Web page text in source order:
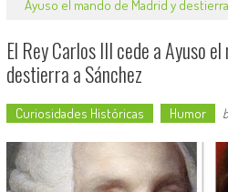
Ayuso el mando de Madrid y
El Rey Carlos III cede a Ayuso
destierra a Sánchez
Curiosidades Históricas Humor